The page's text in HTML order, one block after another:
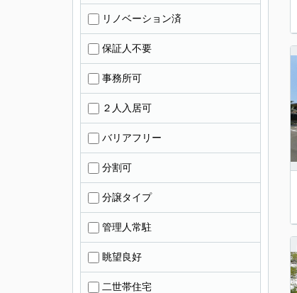
リノベーション済
保証人不要
事務所可
２人入居可
バリアフリー
分割可
分譲タイプ
管理人常駐
眺望良好
二世帯住宅